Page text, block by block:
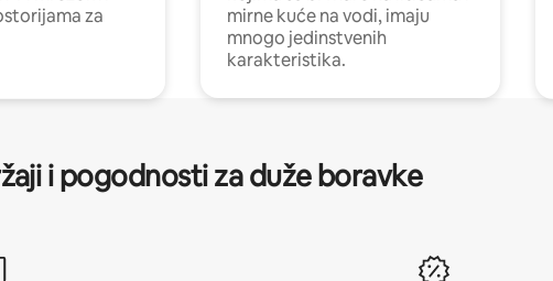
za
mirne kuće na vodi, imaju
mnogo jedinstvenih
karakteristika.
i pogodnosti za duže boravke